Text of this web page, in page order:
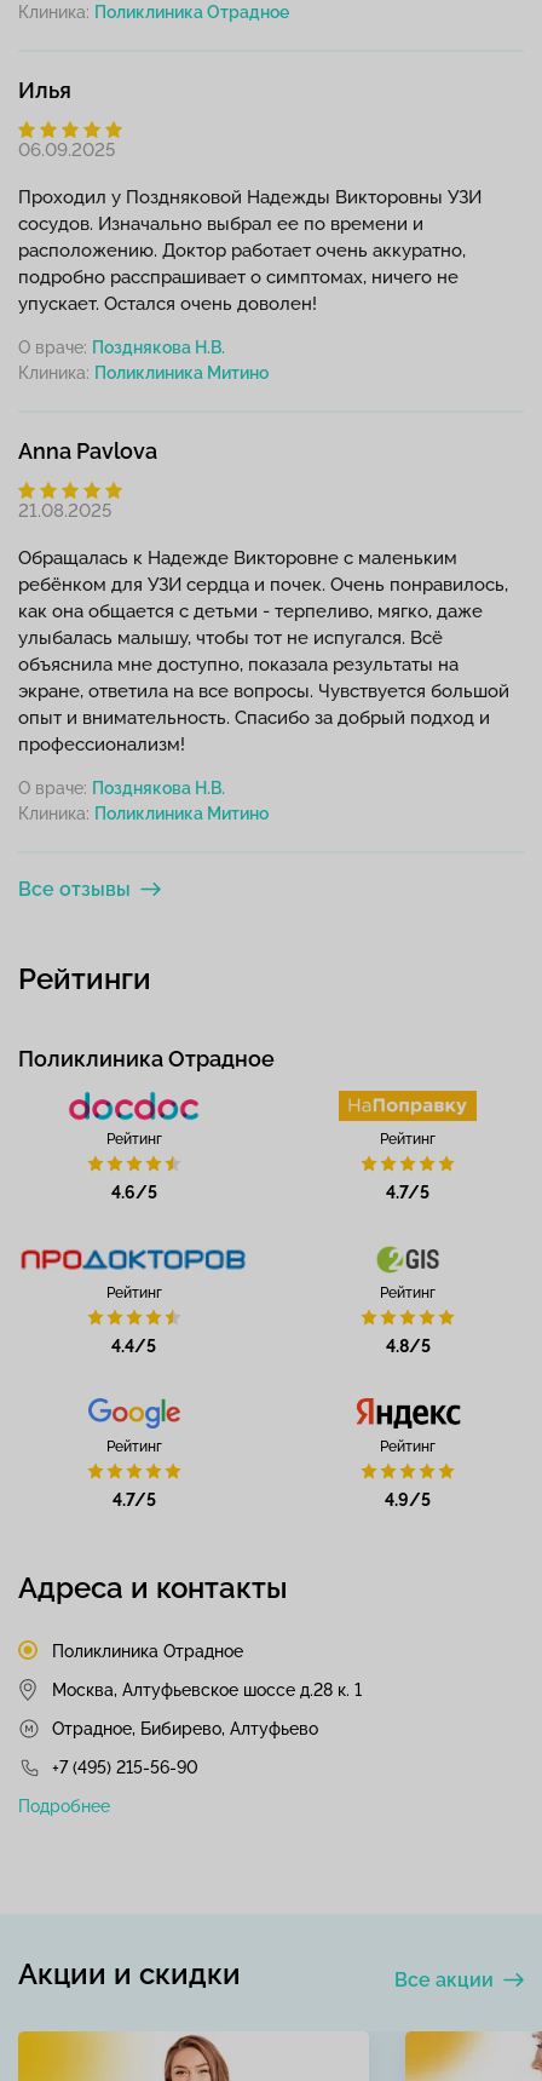
Клиника:
Илья
06.09.2025
Проходил у Поздняковой Надежды Викторовны УЗИ
сосудов. Изначально выбрал ее по времени и
расположению. Доктор работает очень аккуратно,
подробно расспрашивает о симптомах, ничего не
упускает. Остался очень доволен!
О враче: Позднякова Н.В.
Клиника:
Anna Pavlova
21.08.2025
Обращалась к Надежде Викторовне с маленьким
ребёнком для УЗИ сердца и почек. Очень понравилось,
как она общается с детьми - терпеливо, мягко, даже
улыбалась малышу, чтобы тот не испугался. Всё
объяснила мне доступно, показала результаты на
экране, ответила на все вопросы. Чувствуется большой
опыт и внимательность. Спасибо за добрый подход и
профессионализм!
О враче: Позднякова Н.В.
Клиника:
Все отзывы
Рейтинги
Поликлиника Отрадное
Рейтинг
4.6/5
Рейтинг
4.7/5
Рейтинг
4.4/5
Рейтинг
4.8/5
Рейтинг
4.7/5
Рейтинг
4.9/5
Адреса и контакты
Поликлиника Отрадное
Москва, Алтуфьевское шоссе д.28 к. 1
Отрадное, Бибирево, Алтуфьево
+7 (495) 215-56-90
Подробнее
Все акции
Акции и скидки